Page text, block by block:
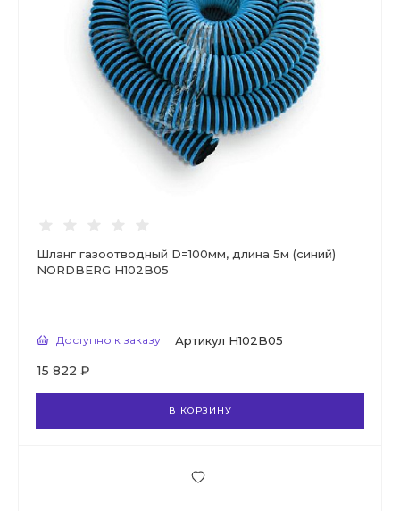
Шланг газоотводный D=100мм, длина 5м (синий)
NORDBERG H102B05
Доступно к заказу Артикул H102B05
15 822 ₽
В КОРЗИНУ